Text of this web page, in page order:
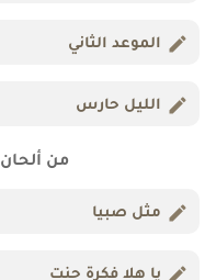
الموعد الثاني
الليل حارس
من ألحان
مثل صبيا
يا هلا فكرة حنت